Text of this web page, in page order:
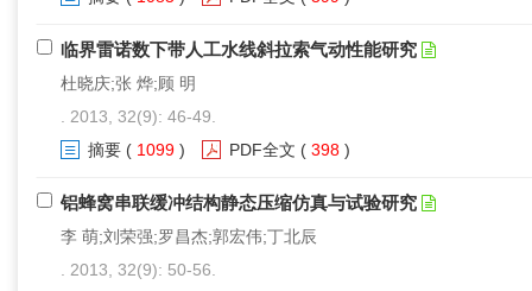
临界雷诺数下带人工水线斜拉索气动性能研究
杜晓庆;张 烨;顾 明
. 2013, 32(9): 46-49.
摘要 ( 1099 ) PDF全文 ( 398 )
铝蜂窝串联缓冲结构静态压缩仿真与试验研究
李 萌;刘荣强;罗昌杰;郭宏伟;丁北辰
. 2013, 32(9): 50-56.